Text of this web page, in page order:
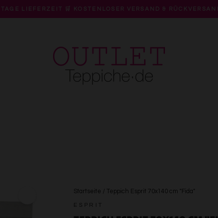
Pause
LIEFERZEIT 🛒 KOSTENLOSER VERSAND &
Startseite / Teppich Esprit 70x140 cm "Fida"
ESPRIT